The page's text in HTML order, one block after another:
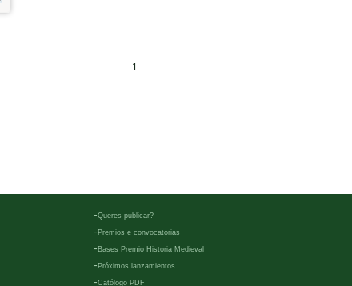
1
-Queres publicar?
- Premios e convocatorias
- Bases Premio Historia Medieval
- Próximos lanzamientos
-Católogo PDF